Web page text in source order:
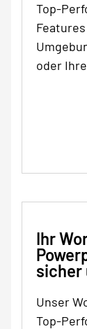
Top-
oder
Ihr
sicher
Unser
Top-